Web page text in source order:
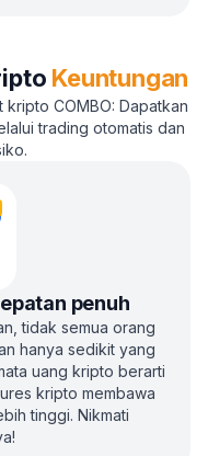
Keuntungan
COMBO: Dapatkan
trading otomatis dan
penuh
tidak semua orang
hanya sedikit yang
uang kripto berarti
kripto membawa
tinggi. Nikmati